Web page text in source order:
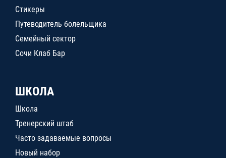
Стикеры
Путеводитель болельщика
Семейный сектор
Сочи Клаб Бар
ШКОЛА
Школа
Тренерский штаб
Часто задаваемые вопросы
Новый набор